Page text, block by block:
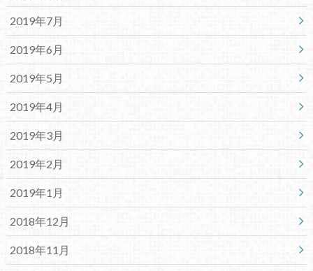
2019年7月
2019年6月
2019年5月
2019年4月
2019年3月
2019年2月
2019年1月
2018年12月
2018年11月